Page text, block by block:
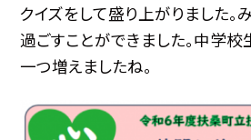
クイズをして盛り上がりました
過ごすことができました。中学
一つ増えましたね。